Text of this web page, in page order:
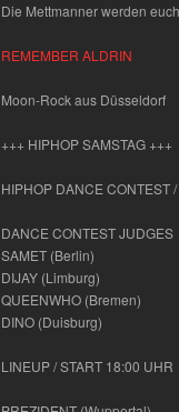
Die Mettmanner werden
REMEMBER ALDRIN
Moon-Rock aus Düsseldorf
+++ HIPHOP SAMSTAG +++
HIPHOP DANCE CONTEST
DANCE CONTEST JUDGES
SAMET (Berlin)
DIJAY (Limburg)
QUEENWHO (Bremen)
DINO (Duisburg)
LINEUP / START 18:00 UHR